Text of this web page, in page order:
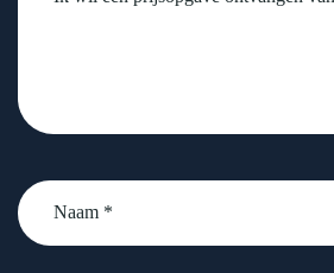
Naam
*